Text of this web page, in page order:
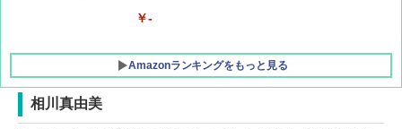
￥-
Amazonランキングをもっと見る
相川真由美